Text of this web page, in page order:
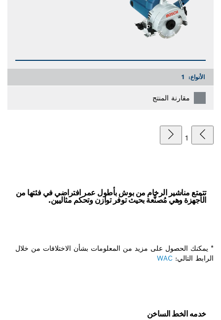
الأنواع: 1
مقارنة المنتج
1
تتمتع مناشير الرخام من بوش بأطول عمر افتراضي في فئتها من
الأجهزة وهي مُصنَّعة بحيث توفر توازن وتحكم مثاليين.
* يمكنك الحصول على مزيد من المعلومات بشأن الاختلافات من خلال
الرابط التالي: WAC
خدمه الخط الساخن